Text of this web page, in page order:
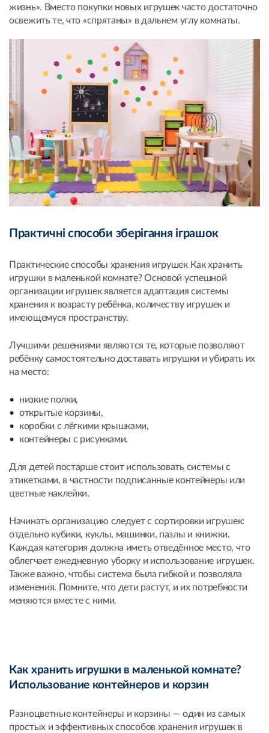
жизнь». Вместо покупки новых игрушек часто достаточно
освежить те, что «спрятаны» в дальнем углу комнаты.
Практичні способи зберігання іграшок
Практические способы хранения игрушек Как хранить
игрушки в маленькой комнате? Основой успешной
организации игрушек является адаптация системы
хранения к возрасту ребёнка, количеству игрушек и
имеющемуся пространству.
Лучшими решениями являются те, которые позволяют
ребёнку самостоятельно доставать игрушки и убирать их
на место:
низкие полки,
открытые корзины,
коробки с лёгкими крышками,
контейнеры с рисунками.
Для детей постарше стоит использовать системы с
этикетками, в частности подписанные контейнеры или
цветные наклейки.
Начинать организацию следует с сортировки игрушек:
отдельно кубики, куклы, машинки, пазлы и книжки.
Каждая категория должна иметь отведённое место, что
облегчает ежедневную уборку и использование игрушек.
Также важно, чтобы система была гибкой и позволяла
изменения. Помните, что дети растут, и их потребности
меняются вместе с ними.
Как хранить игрушки в маленькой комнате?
Использование контейнеров и корзин
Разноцветные контейнеры и корзины — один из самых
простых и эффективных способов хранения игрушек в